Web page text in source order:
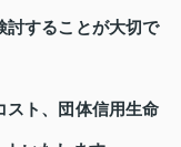
討することが大切で
スト、団体信用生命